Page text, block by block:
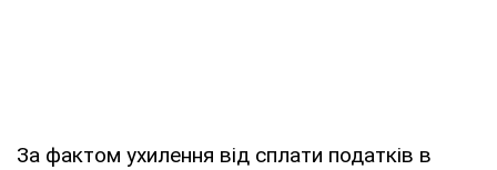
За фактом ухилення від сплати податків в